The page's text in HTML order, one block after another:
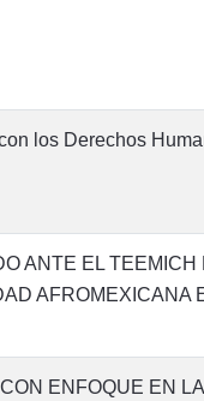
los Derechos
ANTE EL
AFROMEXICANA
ENFOQUE EN